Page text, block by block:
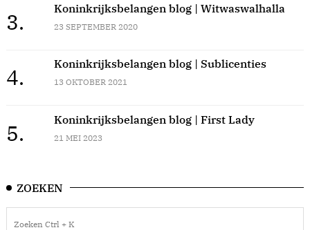
3.
Koninkrijksbelangen blog | Witwaswalhalla
23 SEPTEMBER 2020
4.
Koninkrijksbelangen blog | Sublicenties
13 OKTOBER 2021
5.
Koninkrijksbelangen blog | First Lady
21 MEI 2023
ZOEKEN